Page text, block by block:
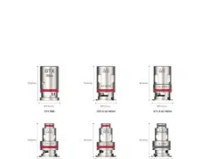
här
produkten
har
flera
varianter.